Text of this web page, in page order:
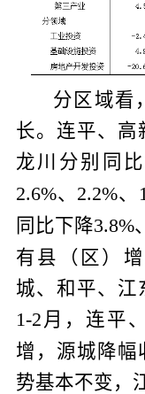
分区域看
长。连平、高
龙川分别同
2.6%、 2.2%、
同比下降3.8%、
有县（区）
城、和平、江
1-2 月，连平
增，源城降幅
势基本不变，